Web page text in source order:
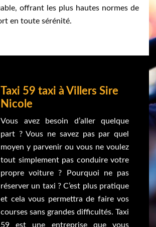
offrant les plus hautes normes de
en toute sérénité.
Taxi 59 taxi à Villers Sire
Nicole
Vous avez besoin d’aller quelque
part ? Vous ne savez pas par quel
moyen y parvenir ou vous ne voulez
tout simplement pas conduire votre
propre voiture ? Pourquoi ne pas
réserver un taxi ? C’est plus pratique
et cela vous permettra de faire vos
courses sans grandes difficultés. Taxi
59 est une entreprise que vous